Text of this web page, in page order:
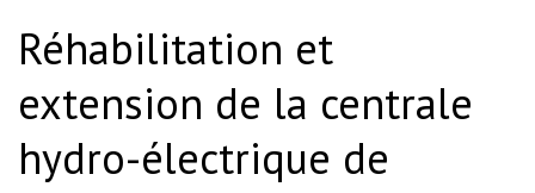
Réhabilitation et
extension de la centrale
hydro-électrique de